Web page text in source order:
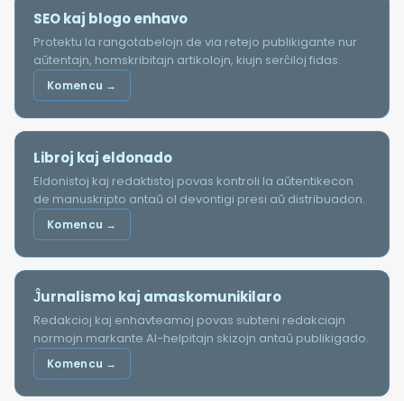
SEO kaj blogo enhavo
Protektu la rangotabelojn de via retejo publikigante nur
aŭtentajn, homskribitajn artikolojn, kiujn serĉiloj fidas.
Komencu →
Libroj kaj eldonado
Eldonistoj kaj redaktistoj povas kontroli la aŭtentikecon
de manuskripto antaŭ ol devontigi presi aŭ distribuadon.
Komencu →
Ĵurnalismo kaj amaskomunikilaro
Redakcioj kaj enhavteamoj povas subteni redakciajn
normojn markante AI-helpitajn skizojn antaŭ publikigado.
Komencu →